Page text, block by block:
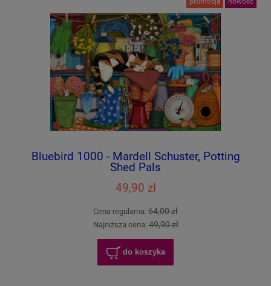
Bluebird 1000 - Mardell Schuster, Potting
Shed Pals
49,90 zł
Cena regularna: 64,00 zł
Najniższa cena:49,90 zł
do koszyka